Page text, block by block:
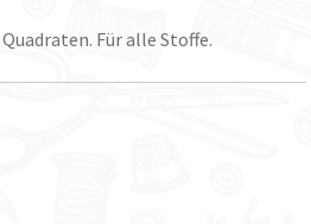
Für alle Stoffe.